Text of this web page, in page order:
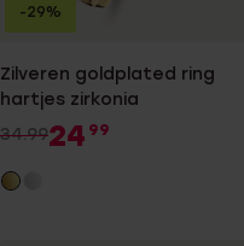
Zilveren goldplated ring
hartjes zirkonia
34.9924 99
-29%